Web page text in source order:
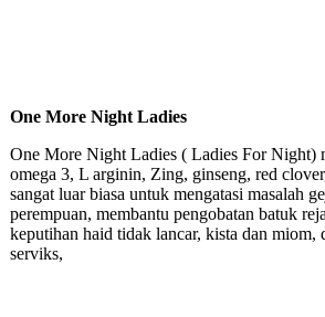
One More Night Ladies
One More Night Ladies ( Ladies For Night)
omega 3, L arginin, Zing, ginseng, red
sangat luar biasa untuk mengatasi masalah
perempuan, membantu pengobatan batuk
keputihan haid tidak lancar, kista dan miom,
serviks,